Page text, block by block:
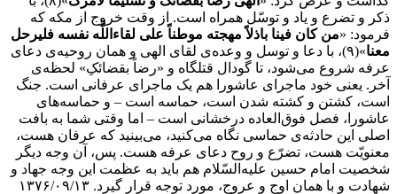
ذکر و تضرع و یاد و توسّل همراه است. از وقت خروج از مکه که
فرمود: «من کان فینا باذلاً مهجته موطناً علی لقاءاللَّه نفسه فلیرحل
معنا
»(۹)، با دعا و توسل و وعده‌ی لقای الهی و همان روحیه‌ی دعای
عرفه شروع می‌شود، تا گودال قتلگاه و «رضاً بقضائکِ» لحظه‌ی
آخر. یعنی خود ماجرای عاشورا هم یک ماجرای عرفانی است. جنگ
است، کشتن و کشته شدن است، حماسه است – و حماسه‌های
عاشورا، فصل فوق‌العاده درخشانی است – اما وقتی شما به بافت
اصلی این حادثه‌ی حماسی نگاه می‌کنید، می‌بینید که عرفان هست،
معنویّت هست، تضرّع و روح دعای عرفه هست. پس، آن وجه دیگر
شخصیت امام حسین علیه‌السّلام هم باید به عظمت این وجه جهاد و
شهادت و با همان اوج و عروج، مورد توجه قرار گیرد. ۱۳۷۶/۰۹/۱۳